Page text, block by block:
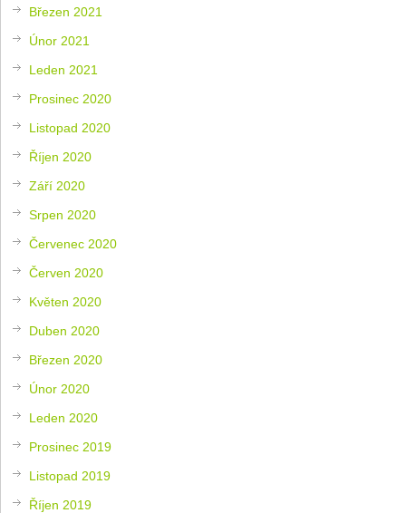
Březen 2021
Únor 2021
Leden 2021
Prosinec 2020
Listopad 2020
Říjen 2020
Září 2020
Srpen 2020
Červenec 2020
Červen 2020
Květen 2020
Duben 2020
Březen 2020
Únor 2020
Leden 2020
Prosinec 2019
Listopad 2019
Říjen 2019